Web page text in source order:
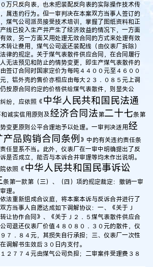
万只反向表，也未把装配反向表的实际操作技术传
属违约行为。但一审判决在本案双方当事人签订的
煤气公司派员接受技术培训，掌握了图纸资料和正
线已投入生产并产生了经济效益的情况下，一方面
效，另一方面又用处理无效合同的方式来处理有效
转让费用，煤气公司返还装配线（由仪表厂拆除）
律的规定。关于煤气表散件供应合同，在合同履行
无法预见和防止的情势变更，即生产煤气表散件的
签订合同时国家定价为每吨４４００元至４６００
，铝外壳的售价亦相应由每大２３．０８５元上调
按原合同约定的价格供给煤气表散件，则显失公
纷，应依照《中华人民共和国民法通
诚实信用原则及经济合同法第二十七条第
变更原则公平合理地予以处理。一审判决适用经
产品购销合同条例》中的有关违约责任条
任显系不当。此外，仪表厂在一审中明确提出了反
是否成立，能否与本诉合并审理等均未作出说明。
依照《中华人民共和国民事诉讼
条第一款第（三）、（四）项的规定裁定：撤销一审
理。
重新组成合议庭，将本案本诉与反诉合并进行了
方当事人自愿达成如下调解协议：一、《关于Ｊ
让协作合同》、《关于Ｊ２．５煤气表散件供应合
司退还仪表厂价值４８０８０．３０元的散件，仪
７．８４元，其损失自行承担；三、仪表厂一次性
调解书生效后３０日内支付。
７７４元由煤气公司负担；二审案件受理费３８